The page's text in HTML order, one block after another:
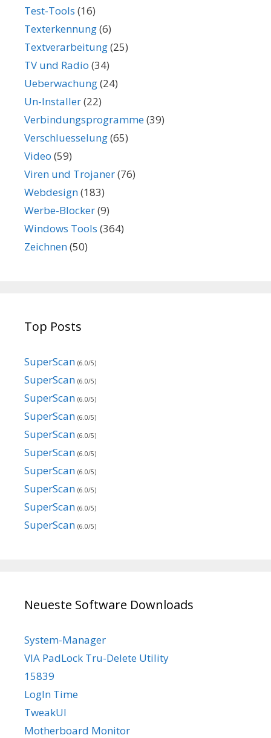
Test-Tools (16)
Texterkennung(6)
Textverarbeitung(25)
TV und Radio (34)
Ueberwachung(24)
Un-Installer(22)
Verbindungsprogramme(39)
Verschluesselung(65)
Video (59)
Viren und Trojaner(76)
Webdesign(183)
Werbe-Blocker(9)
Windows Tools (364)
Zeichnen(50)
Top Posts
SuperScan (6.0/5)
SuperScan (6.0/5)
SuperScan (6.0/5)
SuperScan (6.0/5)
SuperScan (6.0/5)
SuperScan (6.0/5)
SuperScan (6.0/5)
SuperScan (6.0/5)
SuperScan (6.0/5)
SuperScan (6.0/5)
Neueste Software Downloads
System-Manager
VIA PadLock Tru-Delete Utility
15839
LogIn Time
TweakUI
Motherboard Monitor